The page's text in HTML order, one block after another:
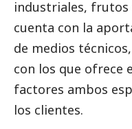
industriales, frutos
cuenta con la
de medios
con los que ofrece
factores ambos
los clientes.